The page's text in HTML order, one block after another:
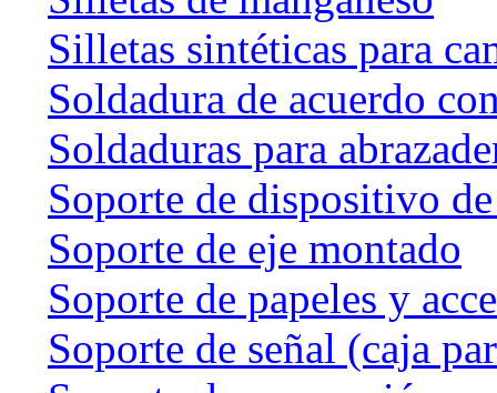
Silletas sintéticas para
Soldadura de acuerdo
Soldaduras para
Soporte de dispositivo
Soporte de eje montado
Soporte de papeles y
Soporte de señal (caja